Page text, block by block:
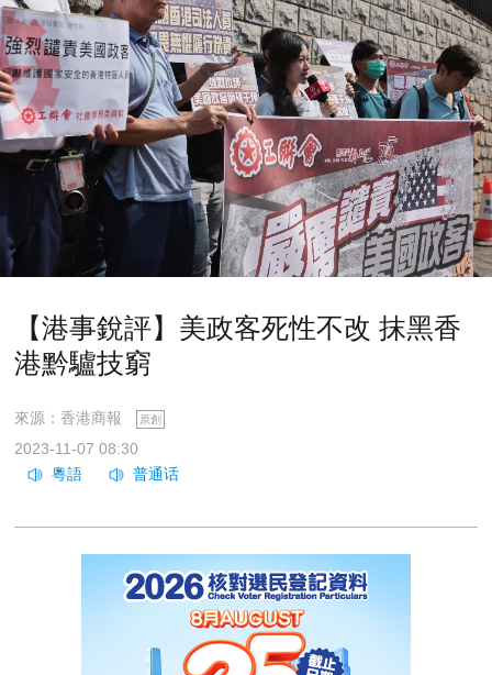
【港事銳評】美政客死性不改 抹黑香
港黔驢技窮
來源：香港商報 原創
2023-11-07 08:30